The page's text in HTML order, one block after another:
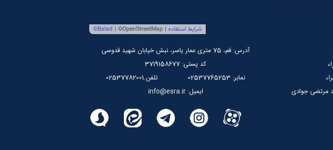
مرتضی جوادی
آدرس: قم، 75 متری عمار یاسر، نبش خیابان شهید قدوسی
کد پستی: 3719158677
نمابر: 02537765253
تلفن.02537782001
ایمیل: info@esra.ir